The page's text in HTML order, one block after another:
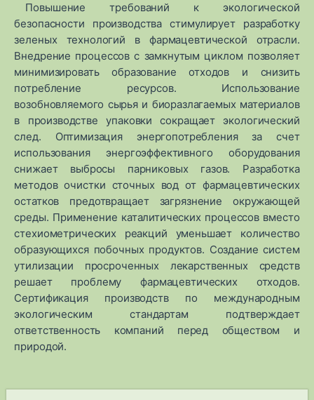
Повышение требований к экологической
безопасности производства стимулирует разработку
зеленых технологий в фармацевтической отрасли.
Внедрение процессов с замкнутым циклом позволяет
минимизировать образование отходов и снизить
потребление ресурсов. Использование
возобновляемого сырья и биоразлагаемых материалов
в производстве упаковки сокращает экологический
след. Оптимизация энергопотребления за счет
использования энергоэффективного оборудования
снижает выбросы парниковых газов. Разработка
методов очистки сточных вод от фармацевтических
остатков предотвращает загрязнение окружающей
среды. Применение каталитических процессов вместо
стехиометрических реакций уменьшает количество
образующихся побочных продуктов. Создание систем
утилизации просроченных лекарственных средств
решает проблему фармацевтических отходов.
Сертификация производств по международным
экологическим стандартам подтверждает
ответственность компаний перед обществом и
природой.